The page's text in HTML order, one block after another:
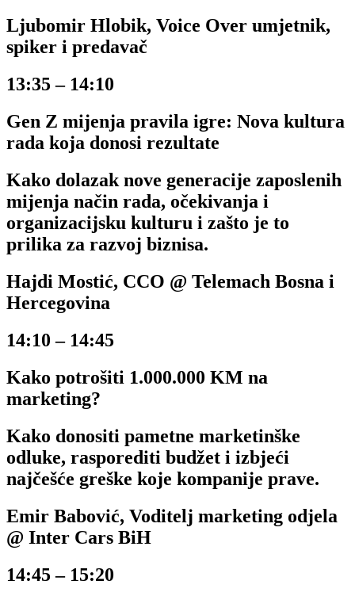
Ljubomir Hlobik, Voice Over umjetnik,
spiker i predavač
13:35 – 14:10
Gen Z mijenja pravila igre: Nova kultura
rada koja donosi rezultate
Kako dolazak nove generacije zaposlenih
mijenja način rada, očekivanja i
organizacijsku kulturu i zašto je to
prilika za razvoj biznisa.
Hajdi Mostić, CCO @ Telemach Bosna i
Hercegovina
14:10 – 14:45
Kako potrošiti 1.000.000 KM na
marketing?
Kako donositi pametne marketinške
odluke, rasporediti budžet i izbjeći
najčešće greške koje kompanije prave.
Emir Babović, Voditelj marketing odjela
@ Inter Cars BiH
14:45 – 15:20